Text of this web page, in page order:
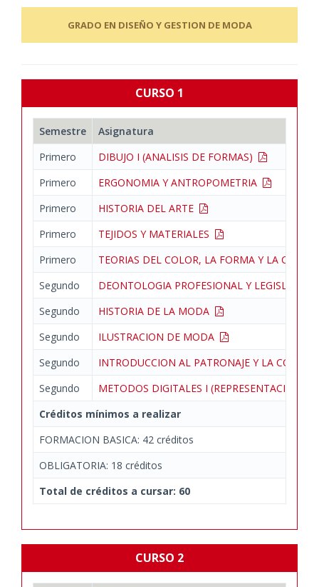
GRADO EN DISEÑO Y GESTION DE MODA
CURSO 1
Semestre
Asignatura
Primero
DIBUJO I (ANALISIS DE FORMAS)
Primero
ERGONOMIA Y ANTROPOMETRIA
Primero
HISTORIA DEL ARTE
Primero
TEJIDOS Y MATERIALES
Primero
TEORIAS DEL COLOR, LA FORMA Y LA
Segundo
DEONTOLOGIA PROFESIONAL Y
Segundo
HISTORIA DE LA MODA
Segundo
ILUSTRACION DE MODA
Segundo
INTRODUCCION AL PATRONAJE Y LA
Segundo
METODOS DIGITALES I (REPRESENTACION)
Créditos mínimos a realizar
FORMACION BASICA: 42 créditos
OBLIGATORIA: 18 créditos
Total de créditos a cursar: 60
CURSO 2